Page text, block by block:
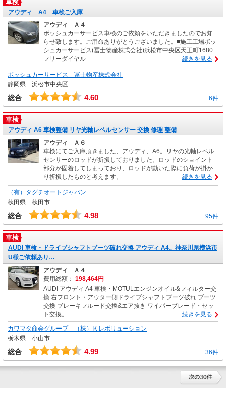
車検
アウディ A4 車検ご入庫
アウディ Ａ４
ボッシュカーサービス車検のご依頼をいただきましたのでお知
らせ致します。ご用命ありがとうございました。■施工工場ボッ
シュカーサービス(冨士物産株式会社)浜松市中央区天王町1680
フリーダイヤル
続きを見る
ボッシュカーサービス 冨士物産株式会社
静岡県 浜松市中央区
総合 4.60 6件
車検
アウディ A6 車検整備 リヤ光軸レベルセンサー 交換 修理 整備
アウディ Ａ６
車検にてご入庫頂きました、アウディ、A6。リヤの光軸レベル
センサーのロッドが折損しておりました。ロッドのショイント
部分が固着してしまっており、ロッドが動いた際に負荷が掛か
り折損したものと考えます。
続きを見る
（有）タグチオートジャパン
秋田県 秋田市
総合 4.98 95件
車検
AUDI 車検・ドライブシャフトブーツ破れ交換 アウディ A4。神奈川県横浜市
U様ご依頼あり…
アウディ Ａ４
費用総額： 198,464円
AUDI アウディ A4 車検・MOTULエンジンオイル&フィルター交
換 右フロント・アウター側ドライブシャフトブーツ破れ ブーツ
交換 ブレーキフルード交換&エア抜き ワイパーブレード・セッ
ト交換。
続きを見る
カワマタ商会グループ （株）Ｋレボリューション
栃木県 小山市
総合 4.99 36件